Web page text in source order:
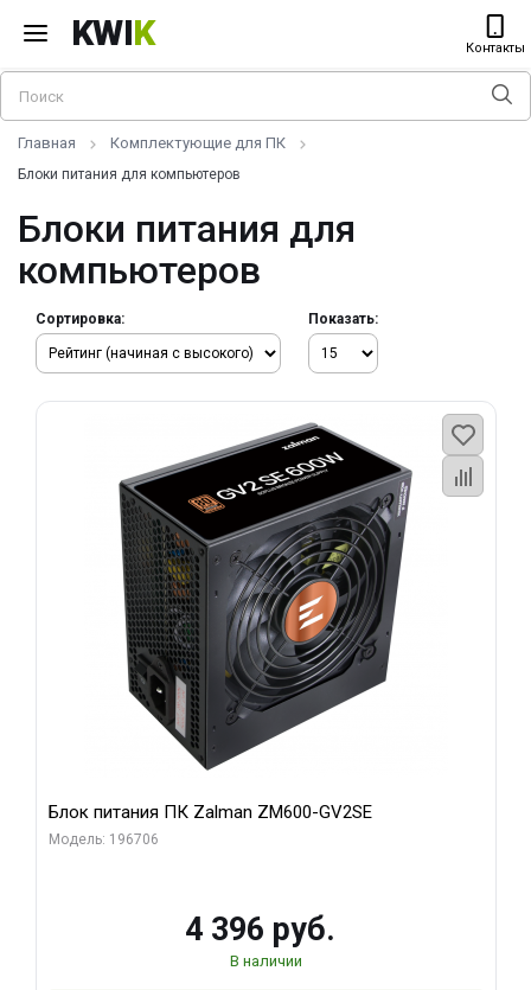
KWIK Контакты
Главная Комплектующие для ПК
Блоки питания для компьютеров
Блоки питания для
компьютеров
Сортировка: Показать:
Блок питания ПК Zalman ZM600-GV2SE
Модель: 196706
4 396 руб.
В наличии